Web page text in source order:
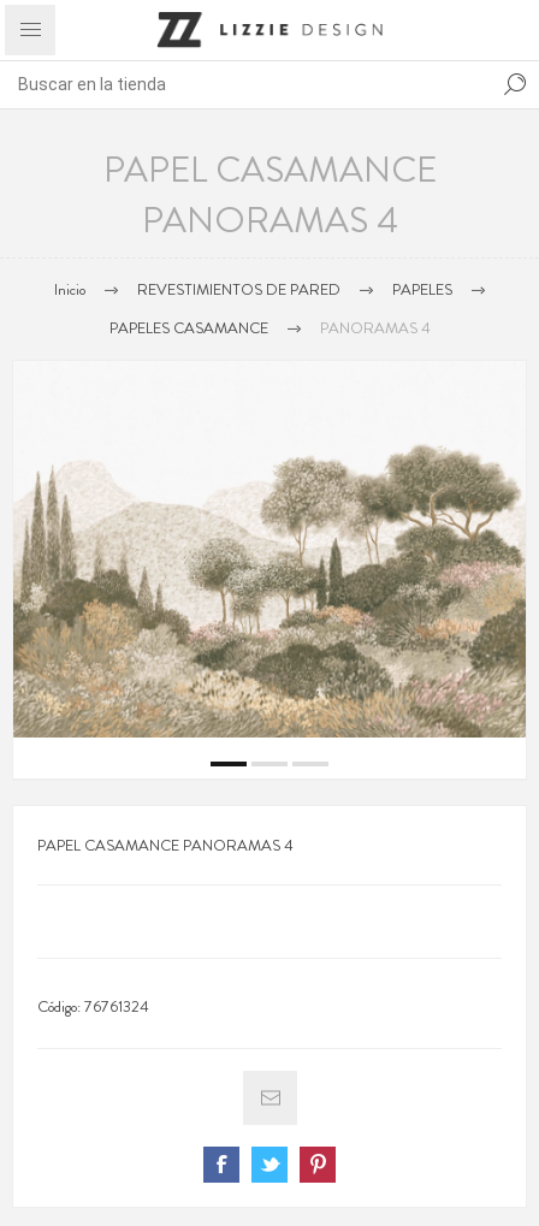
PAPEL CASAMANCE
PANORAMAS 4
Inicio REVESTIMIENTOS DE PARED
PAPELES
PAPELES CASAMANCE
PANORAMAS 4
PAPEL CASAMANCE PANORAMAS 4
Código:76761324